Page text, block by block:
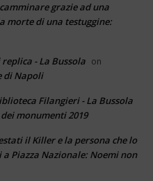
grazie ad una
morte di una testuggine:
- La Bussola on
di Napoli
Filangieri - La Bussola
monumenti 2019
il Killer e la persona che lo
a Piazza Nazionale: Noemi non